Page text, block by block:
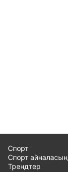
Спорт
Спорт
Трендтер